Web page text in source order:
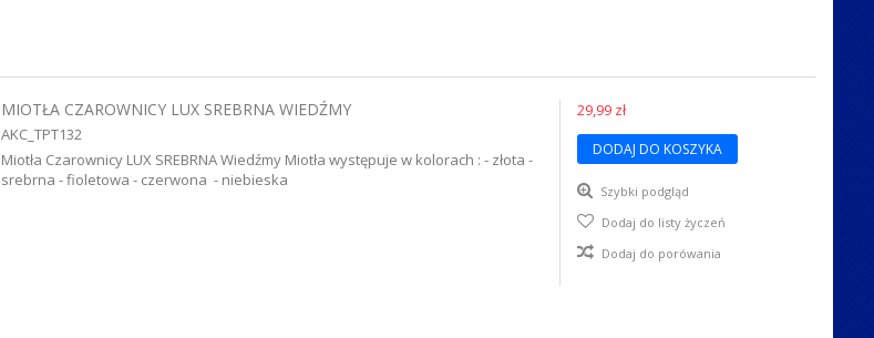
MIOTŁA CZAROWNICY LUX SREBRNA WIEDŹMY
AKC_TPT132
Miotła Czarownicy LUX SREBRNA Wiedźmy Miotła występuje w kolorach : - złota -
srebrna - fioletowa - czerwona - niebieska
29,99 zł
DODAJ DO KOSZYKA
Szybki podgląd
Dodaj do listy życzeń
Dodaj do porówania